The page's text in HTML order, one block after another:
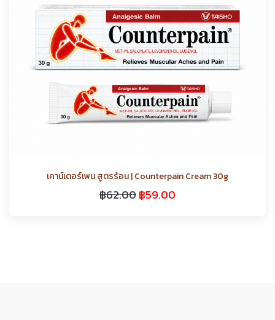
เคาน์เตอร์เพน สูตรร้อน | Counterpain Cream 30g
฿62.00฿59.00